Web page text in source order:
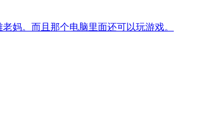
妈。而且那个电脑里面还可以玩游戏。